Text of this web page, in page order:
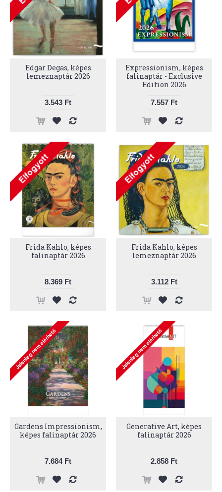
Edgar Degas, képes
lemeznaptár 2026
3.543 Ft
Expressionism, képes
falinaptár - Exclusive
Edition 2026
7.557 Ft
Frida Kahlo, képes
falinaptár 2026
8.369 Ft
Frida Kahlo, képes
lemeznaptár 2026
3.112 Ft
Gardens Impressionism,
képes falinaptár 2026
7.684 Ft
Generative Art, képes
falinaptár 2026
2.858 Ft